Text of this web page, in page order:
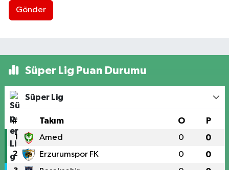
Gönder
Süper Lig Puan Durumu
Süper Lig
# Takım O P
1 Amed 0 0
2 Erzurumspor FK 0 0